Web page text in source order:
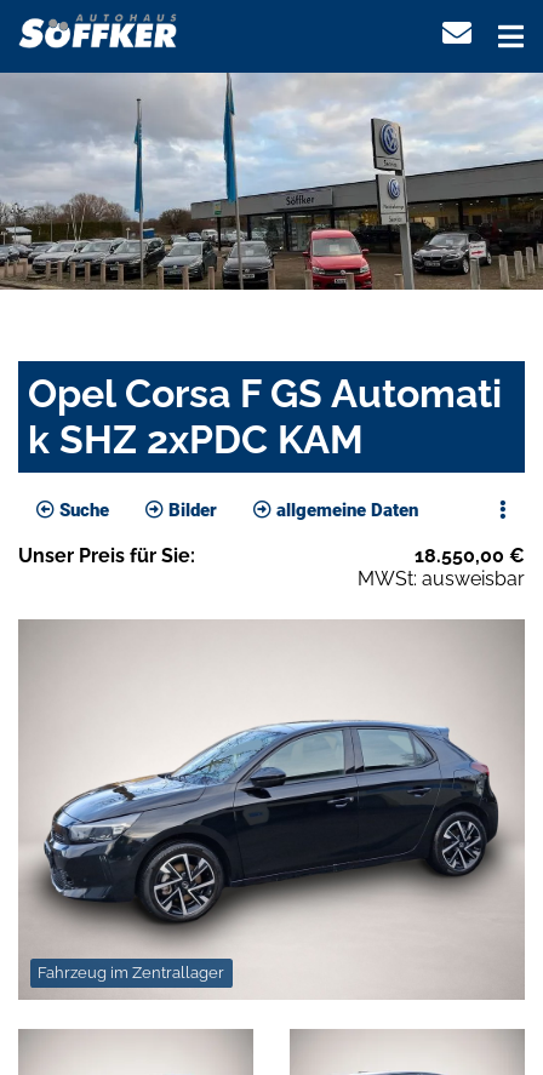
Opel Corsa F GS Automati
k SHZ 2xPDC KAM
Suche Bilder allgemeine Daten
Unser Preis für Sie: 18.550,00 €
MWSt: ausweisbar
Fahrzeug im Zentrallager